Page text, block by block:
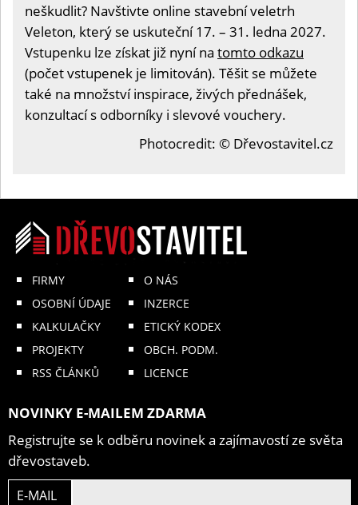
neškudlit? Navštivte online stavební veletrh
Veleton, který se uskuteční 17. – 31. ledna 2027.
Vstupenku lze získat již nyní na tomto odkazu
(počet vstupenek je limitován). Těšit se můžete
také na množství inspirace, živých přednášek,
konzultací s odborníky i slevové vouchery.
Photocredit: © Dřevostavitel.cz
FIRMY
OSOBNÍ ÚDAJE
KALKULAČKY
PROJEKTY
RSS ČLÁNKŮ
O NÁS
INZERCE
ETICKÝ KODEX
OBCH. PODM.
LICENCE
NOVINKY E-MAILEM ZDARMA
Registrujte se k odběru novinek a zajímavostí ze světa
dřevostaveb.
E-MAIL